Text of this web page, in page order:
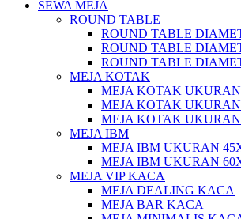
SEWA MEJA
ROUND TABLE
ROUND TABLE
ROUND TABLE
ROUND TABLE
MEJA KOTAK
MEJA KOTAK
MEJA KOTAK
MEJA KOTAK
MEJA IBM
MEJA IBM UKURAN
MEJA IBM UKURAN
MEJA VIP KACA
MEJA DEALING KACA
MEJA BAR KACA